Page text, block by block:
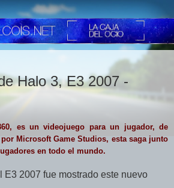
Halo 3, E3 2007 -
es un videojuego para un jugador, de
Microsoft Game Studios, esta saga junto
en todo el mundo.
E3 2007 fue mostrado este nuevo